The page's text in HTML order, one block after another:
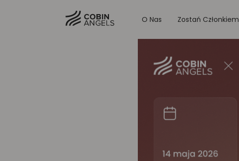
O Nas Zostań Członkiem